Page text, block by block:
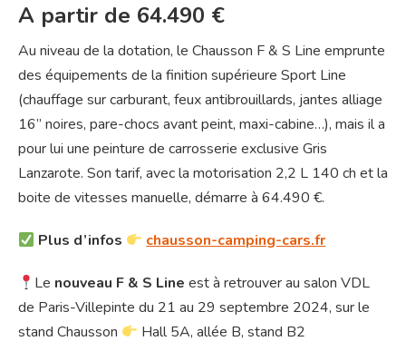
A partir de 64.490 €
Au niveau de la dotation, le Chausson F & S Line emprunte
des équipements de la finition supérieure Sport Line
(chauffage sur carburant, feux antibrouillards, jantes alliage
16’’ noires, pare-chocs avant peint, maxi-cabine…), mais il a
pour lui une peinture de carrosserie exclusive Gris
Lanzarote. Son tarif, avec la motorisation 2,2 L 140 ch et la
boite de vitesses manuelle, démarre à 64.490 €.
Plus d’infos chausson-camping-cars.fr
Le nouveau F & S Line est à retrouver au salon VDL
de Paris-Villepinte du 21 au 29 septembre 2024, sur le
stand Chausson
Hall 5A, allée B, stand B2